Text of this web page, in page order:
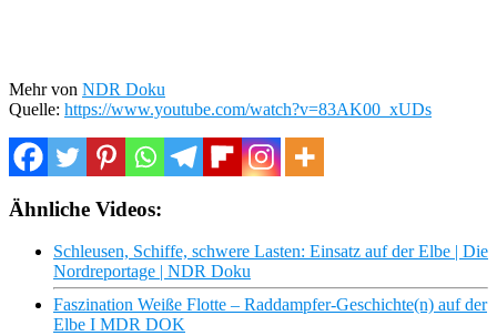
Mehr von NDR Doku
Quelle: https://www.youtube.com/watch?v=83AK00_xUDs
Ähnliche Videos:
Schleusen, Schiffe, schwere Lasten: Einsatz auf der Elbe | Die
Nordreportage | NDR Doku
Faszination Weiße Flotte – Raddampfer-Geschichte(n) auf der
Elbe I MDR DOK